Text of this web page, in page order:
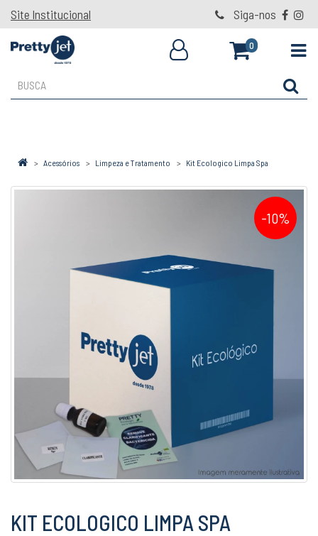
Site Institucional Siga-nos
0
Acessórios Limpeza e Tratamento Kit Ecologico Limpa Spa
-10%
KIT ECOLOGICO LIMPA SPA